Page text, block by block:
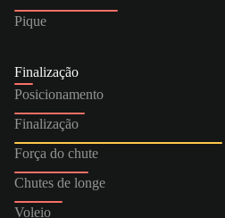
Pique
Finalização
Posicionamento
Finalização
Força do chute
Chutes de longe
Voleio